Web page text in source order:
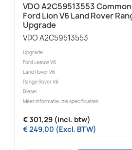
VDO A2C59513553
Ford Lion V6 Land Rover
Upgrade
VDO A2C59513553
Upgrade
Ford Leeuw V6
Land Rover V6
Range Rover V6
Diesel
Meer informatie: zie specificaties
€ 301,29 (incl. btw)
€ 249,00 (Excl. BTW)